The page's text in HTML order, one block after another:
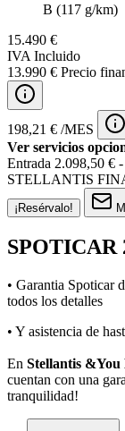
B (117 g/km)
15.490 €
IVA Incluido
13.990 € Precio
198,21 € /MES
Ver servicios
Entrada 2.098,50 € -
STELLANTIS
¡Resérvalo!
SPOTICAR
• Garantia Spoticar
todos los detalles
• Y asistencia de
En Stellantis &You
cuentan con una
tranquilidad!